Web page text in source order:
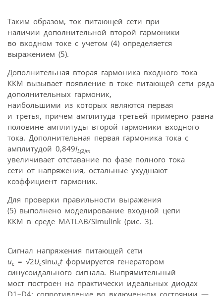
Таким образом, ток питающей сети при
наличии дополнительной второй гармоники
во входном токе с учетом (4) определяется
выражением (5).
Дополнительная вторая гармоника входного тока
ККМ вызывает появление в токе питающей сети ряда
дополнительных гармоник,
наибольшими из которых являются первая
и третья, причем амплитуда третьей примерно равна
половине амплитуды второй гармоники входного
тока. Дополнительная первая гармоника тока с
амплитудой 0,849IL(2)m
увеличивает отставание по фазе полного тока
сети от напряжения, остальные ухудшают
коэффициент гармоник.
Для проверки правильности выражения
(5) выполнено моделирование входной цепи
ККМ в среде MATLAB/Simulink (рис. 3).
Сигнал напряжения питающей сети
uс = √2Uсsinωctформируется генератором
синусоидального сигнала. Выпрямительный
мост построен на практически идеальных диодах
D1–D4: сопротивление во включенном состоянии —